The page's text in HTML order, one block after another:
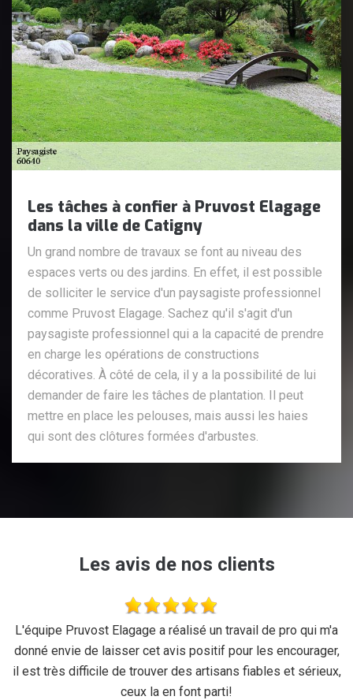
Les tâches à confier à Pruvost Elagage
dans la ville de Catigny
Un grand nombre de travaux se font au niveau des
espaces verts ou des jardins. En effet, il est possible
de solliciter le service d'un paysagiste professionnel
comme Pruvost Elagage. Sachez qu'il s'agit d'un
paysagiste professionnel qui a la capacité de prendre
en charge les opérations de constructions
décoratives. À côté de cela, il y a la possibilité de lui
demander de faire les tâches de plantation. Il peut
mettre en place les pelouses, mais aussi les haies
qui sont des clôtures formées d'arbustes.
Les avis de nos clients
L'équipe Pruvost Elagage a réalisé un travail de pro qui m'a
donné envie de laisser cet avis positif pour les encourager,
il est très difficile de trouver des artisans fiables et sérieux,
ceux la en font parti!